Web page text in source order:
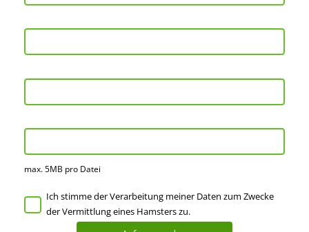
max. 5MB pro Datei
Ich stimme der Verarbeitung meiner Daten zum Zwecke
der Vermittlung eines Hamsters zu.